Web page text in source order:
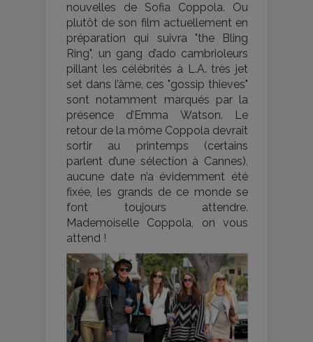
nouvelles de Sofia Coppola. Ou
plutôt de son film actuellement en
préparation qui suivra "the Bling
Ring", un gang d’ado cambrioleurs
pillant les célébrités à L.A. très jet
set dans l’âme, ces "gossip thieves"
sont notamment marqués par la
présence d’Emma Watson. Le
retour de la môme Coppola devrait
sortir au printemps (certains
parlent d’une sélection à Cannes),
aucune date n’a évidemment été
fixée, les grands de ce monde se
font toujours attendre.
Mademoiselle Coppola, on vous
attend !